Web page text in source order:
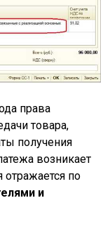
права
товара,
получения
возникает
отражается по
и